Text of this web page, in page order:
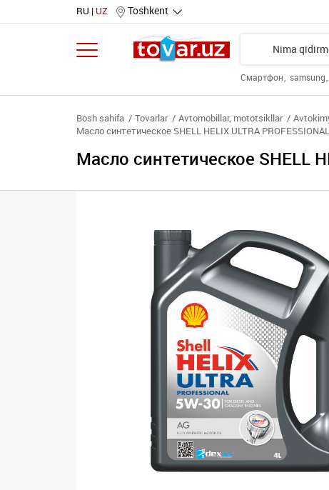
RU UZ Toshkent
Смартфон samsung
Bosh sahifa Tovarlar Avtomobillar, mototsikllar
Масло синтетическое SHELL HELIX ULTRA
Масло синтетическое SHELL